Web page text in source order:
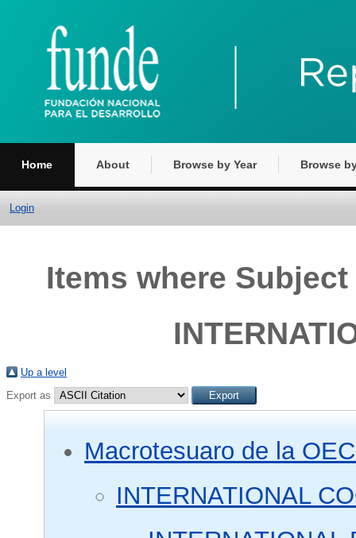
Home About Browse by Year Browse
Login
Items where Subject
Up a level
Export as
Macrotesuaro de la
INTERNATIONAL